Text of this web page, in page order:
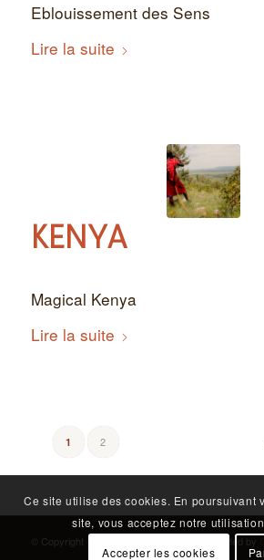
Eblouissement des Sens
Lire la suite
KENYA
Magical Kenya
Lire la suite
1 2
© Copyright - Africa Emotions - Website created by
Ce site utilise des cookies. En poursuivant
site, vous acceptez notre
Accepter les cookies